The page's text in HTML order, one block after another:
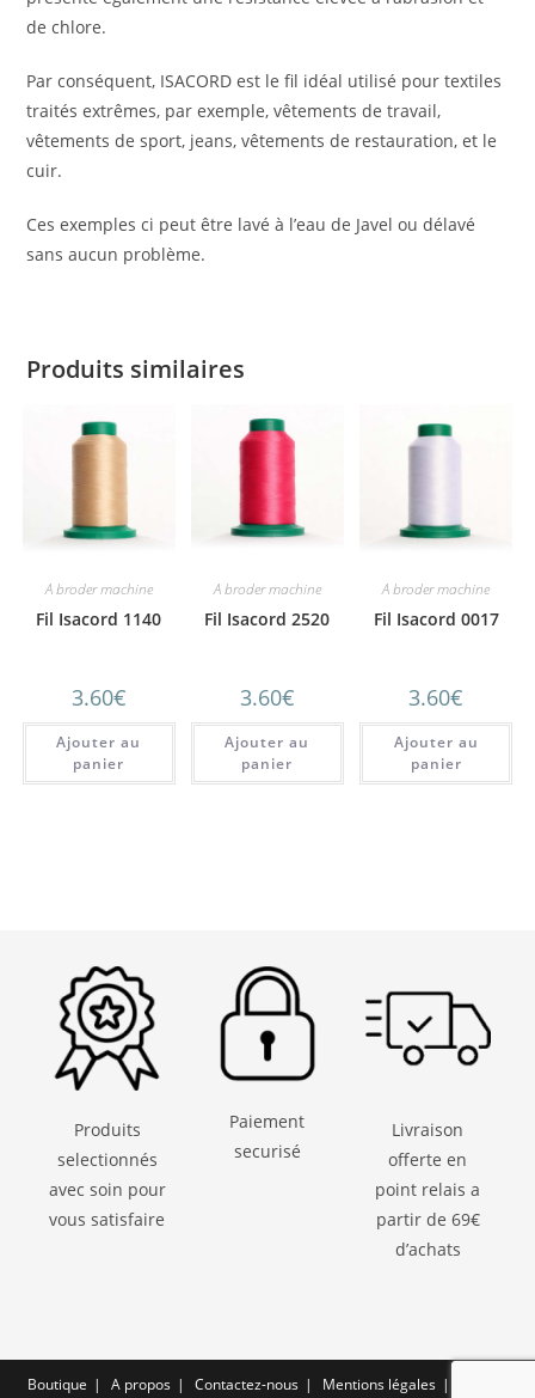
de chlore.
Par conséquent, ISACORD est le fil idéal utilisé pour textiles
traités extrêmes, par exemple, vêtements de travail,
vêtements de sport, jeans, vêtements de restauration, et le
cuir.
Ces exemples ci peut être lavé à l’eau de Javel ou délavé
sans aucun problème.
Produits similaires
A broder machine
Fil Isacord 1140
3.60€
Ajouter au
panier
A broder machine
Fil Isacord 2520
3.60€
Ajouter au
panier
A broder machine
Fil Isacord 0017
3.60€
Ajouter au
panier
Produits
selectionnés
avec soin pour
vous satisfaire
Paiement
securisé
Livraison
offerte en
point relais a
partir de 69€
d’achats
Boutique A propos Contactez-nous Mentions légales